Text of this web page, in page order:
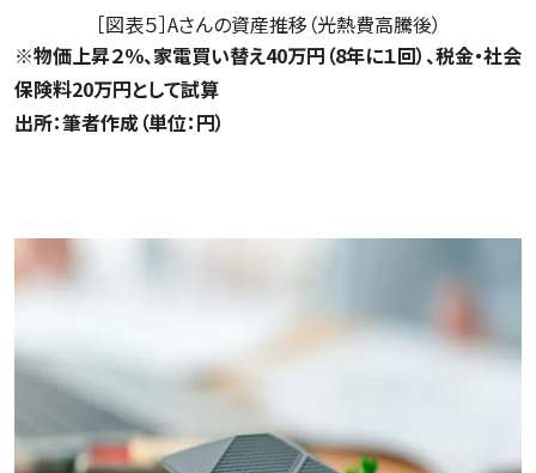
［図表５］Aさんの資産推移（光熱費高騰後）
※物価上昇２％、家電買い替え40万円（8年に１回）、税金・社会
保険料20万円として試算
出所：筆者作成（単位：円）